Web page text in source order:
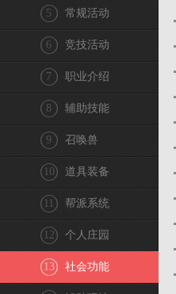
常规活动
5
竞技活动
6
职业介绍
7
辅助技能
8
召唤兽
9
道具装备
10
帮派系统
11
个人庄园
12
社会功能
13